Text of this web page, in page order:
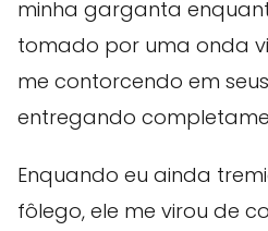
minha garganta
tomado por uma onda
me contorcendo em
entregando
Enquando eu ainda
fôlego, ele me virou de